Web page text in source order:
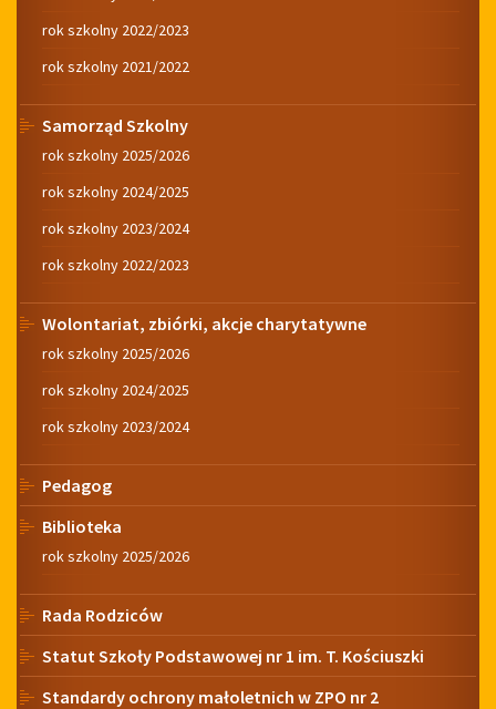
rok szkolny 2022/2023
rok szkolny 2021/2022
Samorząd Szkolny
rok szkolny 2025/2026
rok szkolny 2024/2025
rok szkolny 2023/2024
rok szkolny 2022/2023
Wolontariat, zbiórki, akcje charytatywne
rok szkolny 2025/2026
rok szkolny 2024/2025
rok szkolny 2023/2024
Pedagog
Biblioteka
rok szkolny 2025/2026
Rada Rodziców
Statut Szkoły Podstawowej nr 1 im. T. Kościuszki
Standardy ochrony małoletnich w ZPO nr 2